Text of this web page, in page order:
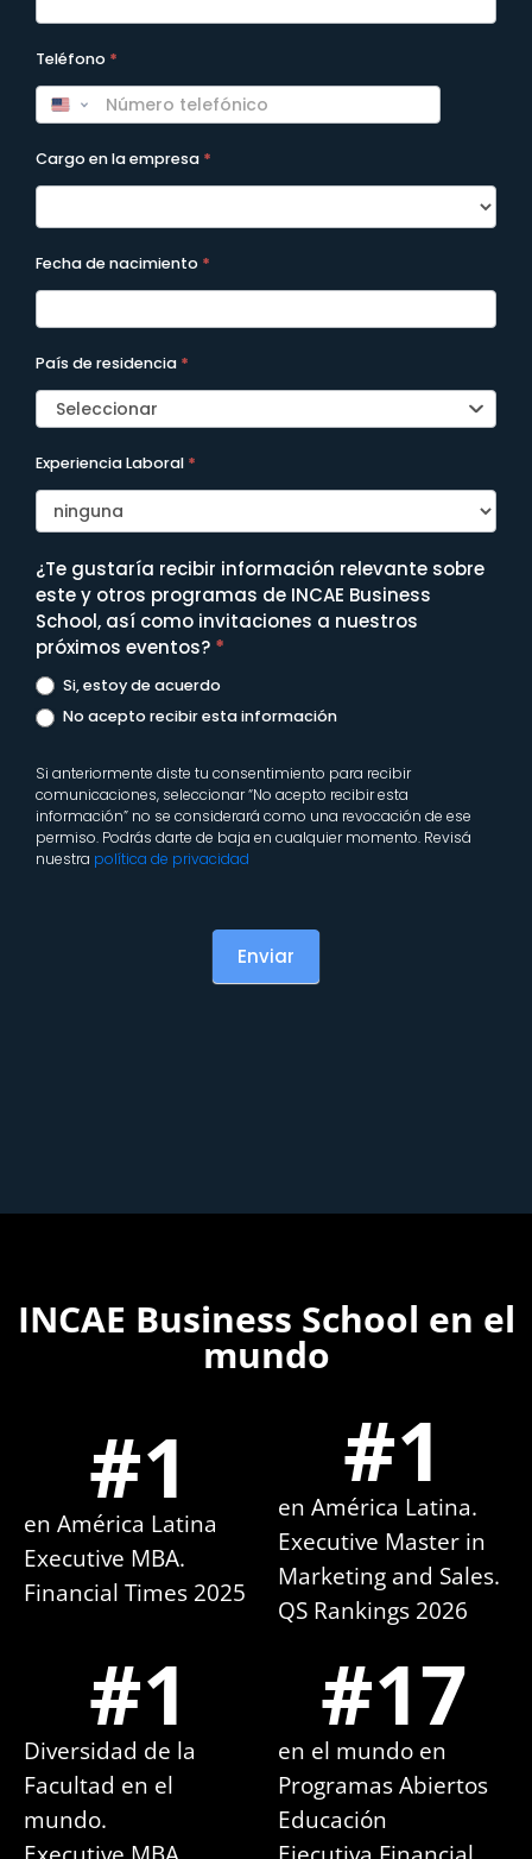
Teléfono *
Cargo en la empresa *
Fecha de nacimiento *
País de residencia *
Seleccionar
Experiencia Laboral *
¿Te gustaría recibir información relevante sobre
este y otros programas de INCAE Business
School, así como invitaciones a nuestros
próximos eventos? *
Si, estoy de acuerdo
No acepto recibir esta información
Si anteriormente diste tu consentimiento para recibir
comunicaciones, seleccionar “No acepto recibir esta
información” no se considerará como una revocación de ese
permiso. Podrás darte de baja en cualquier momento. Revisá
nuestra política de privacidad
Enviar
INCAE Business School en el
mundo
en América Latina
Executive MBA.
Financial Times 2025
#1
en América Latina.
Executive Master in
Marketing and Sales.
QS Rankings 2026
#1
Diversidad de la
Facultad en el
mundo.
#1
en el mundo en
Programas Abiertos
Educación
#17